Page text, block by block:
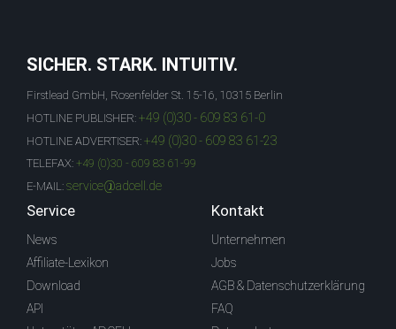
SICHER. STARK. INTUITIV.
Firstlead GmbH, Rosenfelder St. 15-16, 10315 Berlin
HOTLINE PUBLISHER: +49 (0)30 - 609 83 61-0
HOTLINE ADVERTISER: +49 (0)30 - 609 83 61-23
TELEFAX: +49 (0)30 - 609 83 61-99
E-MAIL: service@adcell.de
Service
News
Affiliate-Lexikon
Download
API
Kontakt
Unternehmen
Jobs
AGB & Datenschutzerklärung
FAQ